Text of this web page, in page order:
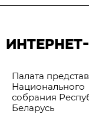
Палата
Национального
собрания
Беларусь